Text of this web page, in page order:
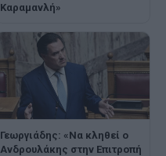
Καραμανλή»
Γεωργιάδης: «Να κληθεί ο
Ανδρουλάκης στην Επιτροπή